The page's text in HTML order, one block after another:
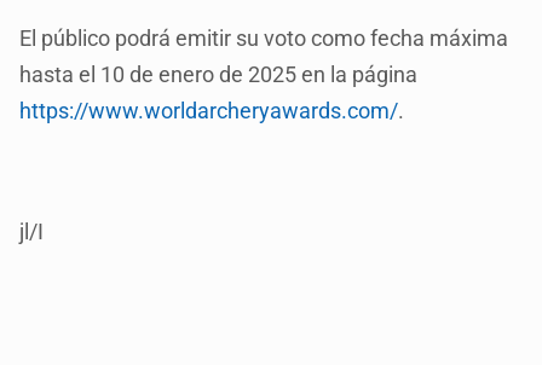
El público podrá emitir su voto como fecha máxima
hasta el 10 de enero de 2025 en la página
https://www.worldarcheryawards.com/.
jl/I